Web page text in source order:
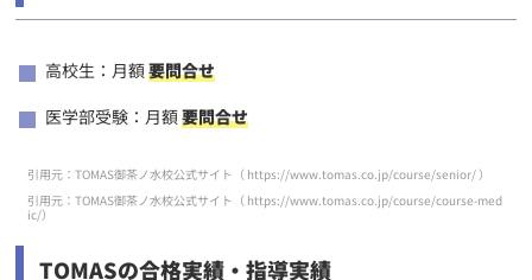
高校生：月額要問合せ
医学部受験：月額要問合せ
引用元：TOMAS御茶ノ水校公式サイト（ https://www.tomas.co.jp/course/senior/ ）
引用元：TOMAS御茶ノ水校公式サイト（ https://www.tomas.co.jp/course/course-med
ic/）
TOMASの合格実績・指導実績